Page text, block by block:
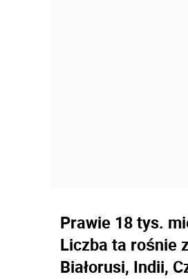
Prawie 18 tys.
Liczba ta rośnie
Białorusi, Indii,